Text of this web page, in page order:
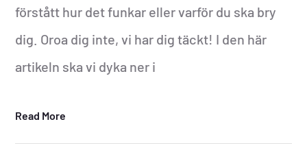
förstått hur det funkar eller varför du ska bry
dig. Oroa dig inte, vi har dig täckt! I den här
artikeln ska vi dyka ner i
Read More